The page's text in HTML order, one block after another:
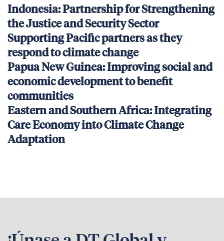
Indonesia: Partnership for Strengthening
the Justice and Security Sector
Supporting Pacific partners as they
respond to climate change
Papua New Guinea: Improving social and
economic development to benefit
communities
Eastern and Southern Africa: Integrating
Care Economy into Climate Change
Adaptation